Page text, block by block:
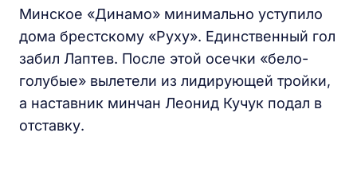
Минское «Динамо» минимально уступило
дома брестскому «Руху». Единственный гол
забил Лаптев. После этой осечки «бело-
голубые» вылетели из лидирующей тройки,
а наставник минчан Леонид Кучук подал в
отставку.